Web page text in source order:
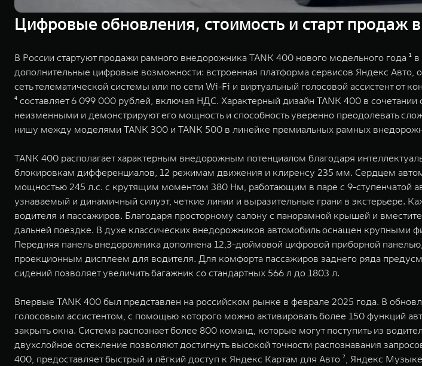
Цифровые обновления, стоимость и старт продаж
В России стартуют продажи рамного внедорожника TANK 400 нового модельного года
дополнительные цифровые возможности: встроенная платформа сервисов Яндекс
сеть телематической системы или по сети Wi-Fi и виртуальный голосовой ассистент от
⁴ составляет 6 099 000 рублей, включая НДС. Характерный дизайн TANK 400 в
неизменными и демонстрируют его мощность и способность уверенно преодолевать
нишу между моделями TANK 300 и TANK 500 в линейке премиальных рамных
TANK 400 располагает характерным внедорожным потенциалом благодаря
блокировкам дифференциалов, 12 режимам движения и клиренсу 235 мм. Сердцем
мощностью 245 л.с. с крутящим моментом 380 Нм, работающим в паре с 9-ступенчатой
узнаваемый и динамичный силуэт, четкие линии и выразительные грани в экстерьере.
водителя и пассажиров. Благодаря просторному салону с панорамной крышей и
дальней поездке. В духе классических внедорожников автомобиль оснащен
Передняя панель внедорожника дополнена 12,3-дюймовой цифровой приборной
проекционным дисплеем для водителя. Для комфорта пассажиров заднего ряда
сидений позволяет увеличить багажник со стандартных 566 л до 1803 л.
Впервые TANK 400 был представлен на российском рынке в феврале 2025 года. В
голосовым ассистентом, с помощью которого можно активировать более 150 функций
закрыть окна. Система распознает более 800 команд, которые могут поступить из
двухслойное остекление позволяют достигнуть высокой точности распознавания
400, предоставляет быстрый и лёгкий доступ к Яндекс Картам для Авто ⁷, Яндекс